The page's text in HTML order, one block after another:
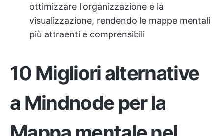
ottimizzare l'organizzazione e la
visualizzazione, rendendo le mappe mentali
più attraenti e comprensibili
10 Migliori alternative
a Mindnode per la